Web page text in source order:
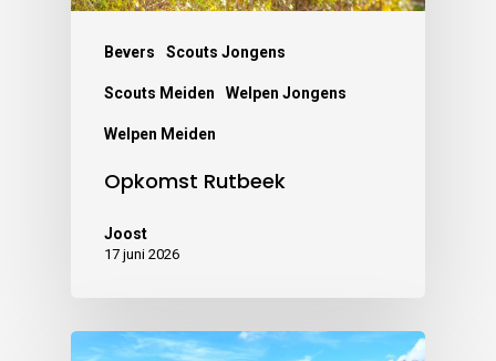
Bevers Scouts Jongens
Scouts Meiden Welpen Jongens
Welpen Meiden
Opkomst Rutbeek
Joost
17 juni 2026